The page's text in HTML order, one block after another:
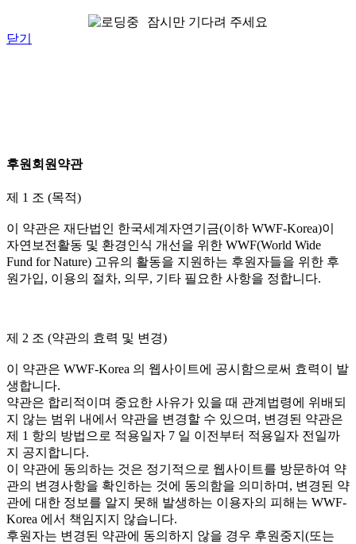
잠시만 기다려 주세요
닫기
후원회원약관
제 1 조 (목적)
이 약관은 재단법인 한국세계자연기금(이하 WWF-Korea)이
자연보전활동 및 환경인식 개선을 위한 WWF(World Wide
Fund for Nature) 고유의 활동을 지원하는 후원자들을 위한 후
원가입, 이용의 절차, 의무, 기타 필요한 사항을 정합니다.
제 2 조 (약관의 효력 및 변경)
이 약관은 WWF-Korea 의 웹사이트에 공시함으로써 효력이 발
생합니다.
약관은 합리적이며 중요한 사유가 있을 때 관계법령에 위배되
지 않는 범위 내에서 약관을 변경할 수 있으며, 변경된 약관은
제 1 항의 방법으로 적용일자 7 일 이전부터 적용일자 전일까
지 공지합니다.
이 약관에 동의하는 것은 정기적으로 웹사이트를 방문하여 약
관의 변경사항을 확인하는 것에 동의함을 의미하며, 변경된 약
관에 대한 정보를 알지 못해 발생하는 이용자의 피해는 WWF-
Korea 에서 책임지지 않습니다.
후원자는 변경된 약관에 동의하지 않을 경우 후원중지(또는